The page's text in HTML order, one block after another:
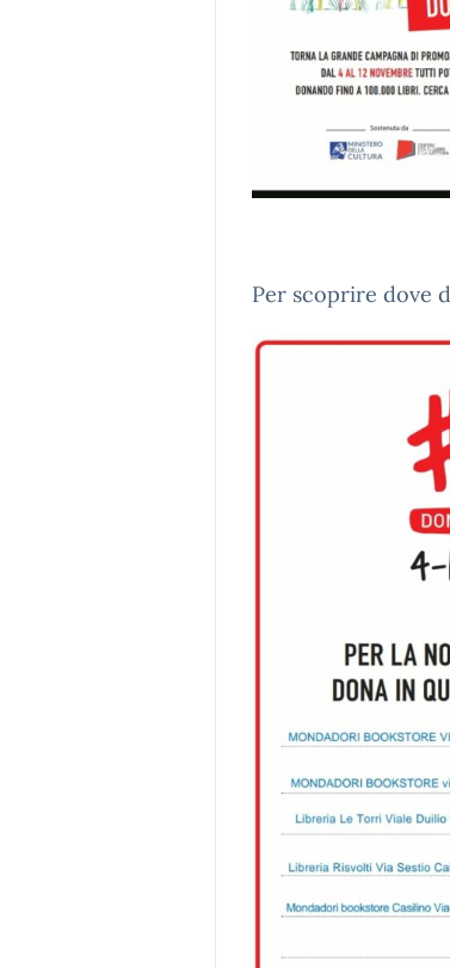
Per scoprire dove